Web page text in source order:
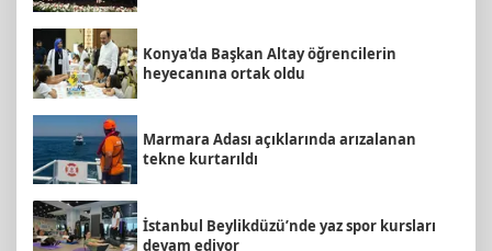
Konya'da Başkan Altay öğrencilerin
heyecanına ortak oldu
Marmara Adası açıklarında arızalanan
tekne kurtarıldı
İstanbul Beylikdüzü’nde yaz spor kursları
devam ediyor